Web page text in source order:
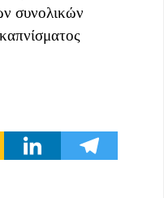
συνολικών